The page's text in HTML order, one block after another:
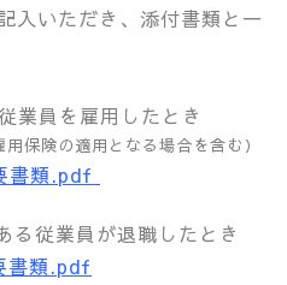
入いただき、 添付書類と一
業員を雇用したとき
保険の適用となる場合を含む）
書類.pdf
る従業員が退職したとき
書類.pdf